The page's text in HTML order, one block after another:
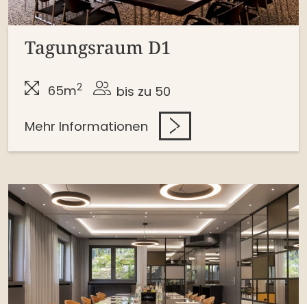
Tagungsraum D1
65m2 bis zu 50
Mehr Informationen